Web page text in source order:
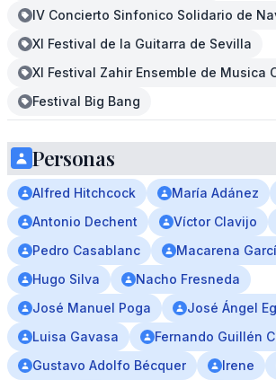
IV Concierto Sinfonico Solidario de
XI Festival de la Guitarra de Sevilla
XI Festival Zahir Ensemble de Musica
Festival Big Bang
Personas
Alfred Hitchcock María Adánez
Antonio Dechent
Víctor Clavijo
Pedro Casablanc
Macarena
Hugo Silva
Nacho Fresneda
José Manuel Poga
José Ángel
Luisa Gavasa
Fernando Guillén
Gustavo Adolfo Bécquer
Irene